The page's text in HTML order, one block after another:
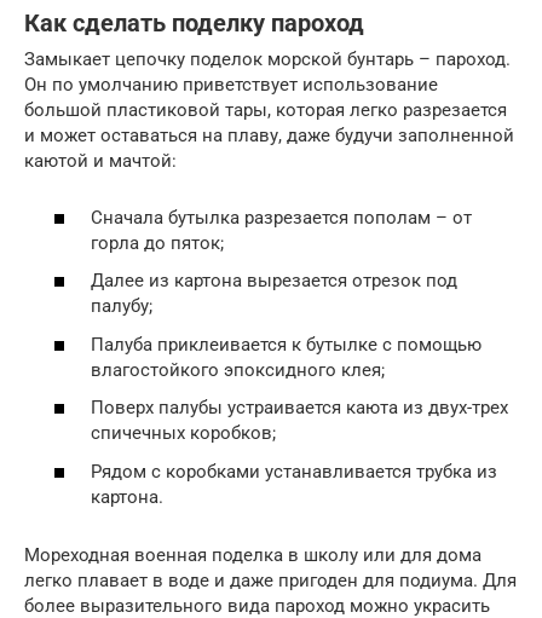
Как сделать поделку пароход
Замыкает цепочку поделок морской бунтарь – пароход.
Он по умолчанию приветствует использование
большой пластиковой тары, которая легко разрезается
и может оставаться на плаву, даже будучи заполненной
каютой и мачтой:
Сначала бутылка разрезается пополам – от
горла до пяток;
Далее из картона вырезается отрезок под
палубу;
Палуба приклеивается к бутылке с помощью
влагостойкого эпоксидного клея;
Поверх палубы устраивается каюта из двух-трех
спичечных коробков;
Рядом с коробками устанавливается трубка из
картона.
Мореходная военная поделка в школу или для дома
легко плавает в воде и даже пригоден для подиума. Для
более выразительного вида пароход можно украсить